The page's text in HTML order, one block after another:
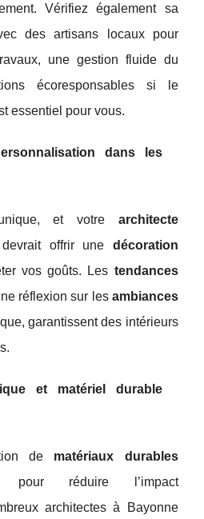
Vérifiez également sa
des artisans locaux pour
une gestion fluide du
écoresponsables si le
essentiel pour vous.
dans les
et votre architecte
offrir une décoration
vos goûts. Les tendances
réflexion sur les ambiances
garantissent des intérieurs
et matériel durable
de matériaux durables
pour réduire l’impact
architectes à Bayonne